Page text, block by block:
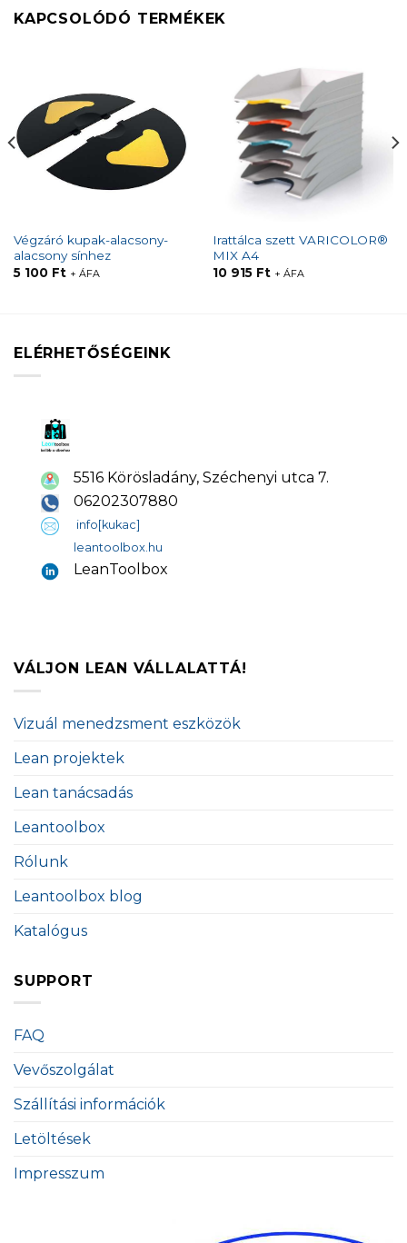
KAPCSOLÓDÓ TERMÉKEK
Végzáró kupak-alacsony-
alacsony sínhez
5 100 Ft + ÁFA
Irattálca szett VARICOLOR®
MIX A4
10 915 Ft + ÁFA
ELÉRHETŐSÉGEINK
5516 Körösladány, Széchenyi utca 7.
06202307880
info[kukac]
leantoolbox.hu
LeanToolbox
VÁLJON LEAN VÁLLALATTÁ!
Vizuál menedzsment eszközök
Lean projektek
Lean tanácsadás
Leantoolbox
Rólunk
Leantoolbox blog
Katalógus
SUPPORT
FAQ
Vevőszolgálat
Szállítási információk
Letöltések
Impresszum